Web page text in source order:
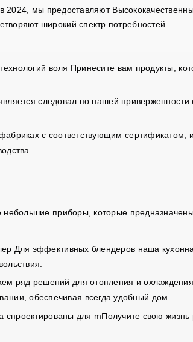
2024 , мы предоставляют
широкий спектр потребностей.
воля Принесите вам продукты,
следовал по нашей приверженности
с соответствующим сертификатом,
приборы, которые
Для эффективных блендеров наша
ряд решений для отопления и
обеспечивая всегда удобный дом.
спроектированы для mПолучите свою жизнь